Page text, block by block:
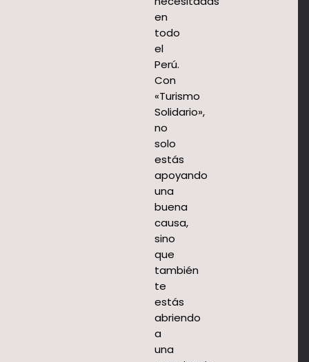
en
todo
el
Perú.
Con
«Turismo
Solidario»,
no
solo
estás
apoyando
una
buena
causa,
sino
que
también
te
estás
abriendo
a
una